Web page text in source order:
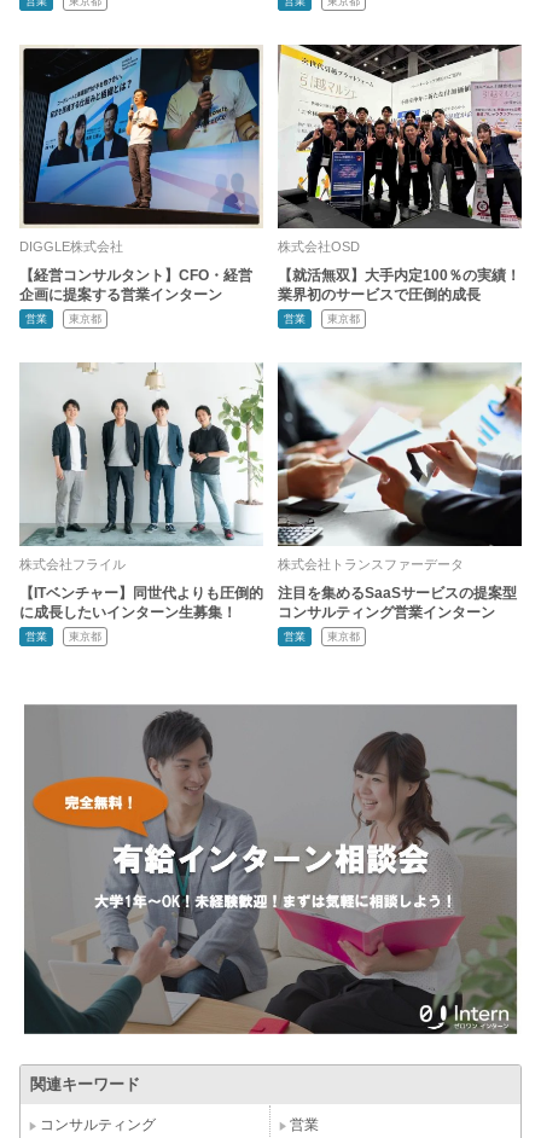
DIGGLE株式会社
【経営コンサルタント】CFO・経営
企画に提案する営業インターン
営業 東京都
株式会社OSD
【就活無双】大手内定100％の実績！
業界初のサービスで圧倒的成長
営業 東京都
株式会社フライル
【ITベンチャー】同世代よりも圧倒的
に成長したいインターン生募集！
営業 東京都
株式会社トランスファーデータ
注目を集めるSaaSサービスの提案型
コンサルティング営業インターン
営業 東京都
関連キーワード
コンサルティング 営業